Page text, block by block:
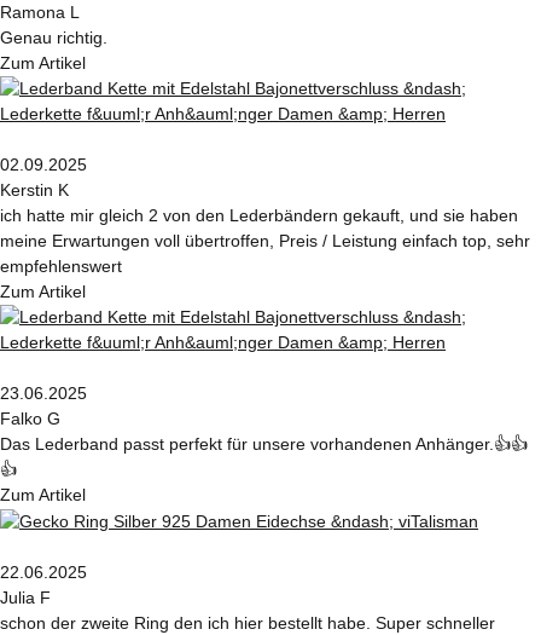
Ramona L
Genau richtig.
Zum Artikel
02.09.2025
Kerstin K
ich hatte mir gleich 2 von den Lederbändern gekauft, und sie haben
meine Erwartungen voll übertroffen, Preis / Leistung einfach top, sehr
empfehlenswert
Zum Artikel
23.06.2025
Falko G
Das Lederband passt perfekt für unsere vorhandenen Anhänger.👍👍
👍
Zum Artikel
22.06.2025
Julia F
schon der zweite Ring den ich hier bestellt habe. Super schneller